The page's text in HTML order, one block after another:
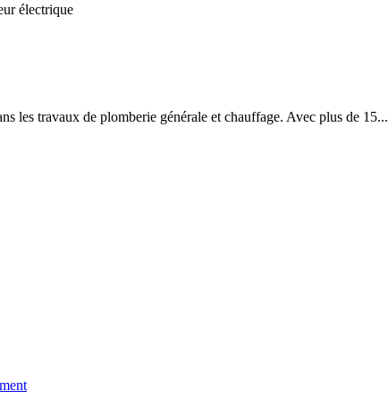
électrique
les travaux de plomberie générale et chauffage. Avec plus de 15...